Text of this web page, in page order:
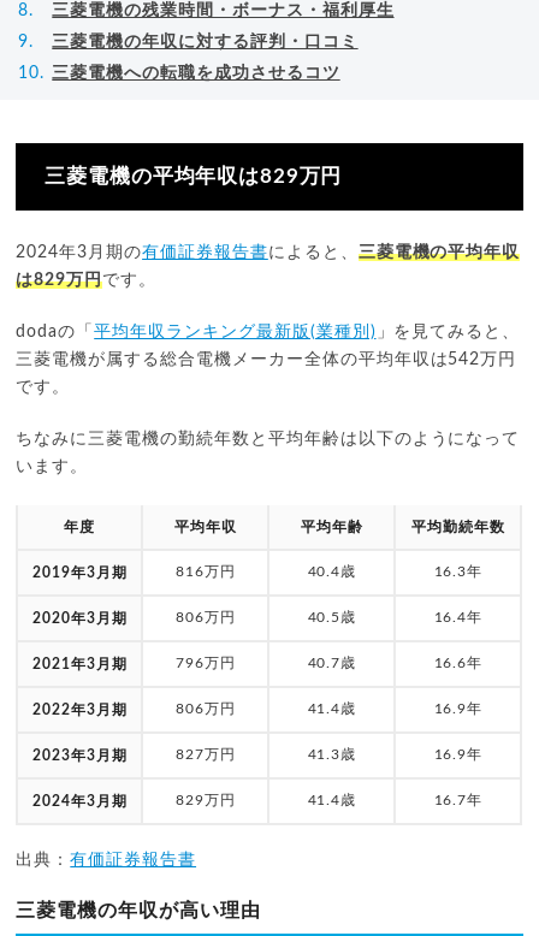
三菱電機の残業時間・ボーナス・福利厚生
三菱電機の年収に対する評判・口コミ
三菱電機への転職を成功させるコツ
三菱電機の平均年収は829万円
2024年3月期の有価証券報告書によると、 三菱電機の平均年収
は829万円です。
dodaの「平均年収ランキング最新版(業種別) 」を見てみると、
三菱電機が属する総合電機メーカー全体の平均年収は542万円
です。
ちなみに三菱電機の勤続年数と平均年齢は以下のようになって
います。
年度 平均年収 平均年齢 平均勤続年数
2019年3月期 816万円 40.4歳 16.3年
2020年3月期 806万円 40.5歳 16.4年
2021年3月期 796万円 40.7歳 16.6年
2022年3月期 806万円 41.4歳 16.9年
2023年3月期 827万円 41.3歳 16.9年
2024年3月期 829万円 41.4歳 16.7年
出典：有価証券報告書
三菱電機の年収が高い理由